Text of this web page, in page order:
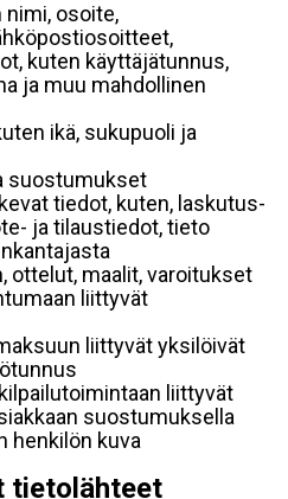
osoite,
kuten käyttäjätunnus,
ja muu mahdollinen
ikä, sukupuoli ja
suostumukset
tiedot, kuten, laskutus-
ja tilaustiedot, tieto
ottelut, maalit, varoitukset
liittyvät
liittyvät yksilöivät
liittyvät
suostumuksella
henkilön kuva
tietolähteet